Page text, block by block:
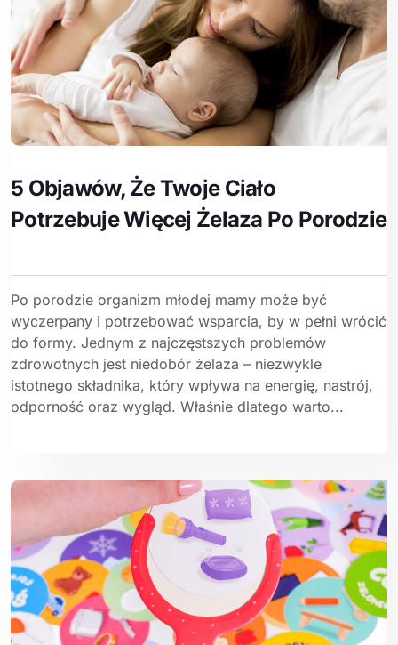
5 Objawów, Że Twoje Ciało
Potrzebuje Więcej Żelaza Po Porodzie
Po porodzie organizm młodej mamy może być
wyczerpany i potrzebować wsparcia, by w pełni wrócić
do formy. Jednym z najczęstszych problemów
zdrowotnych jest niedobór żelaza – niezwykle
istotnego składnika, który wpływa na energię, nastrój,
odporność oraz wygląd. Właśnie dlatego warto...